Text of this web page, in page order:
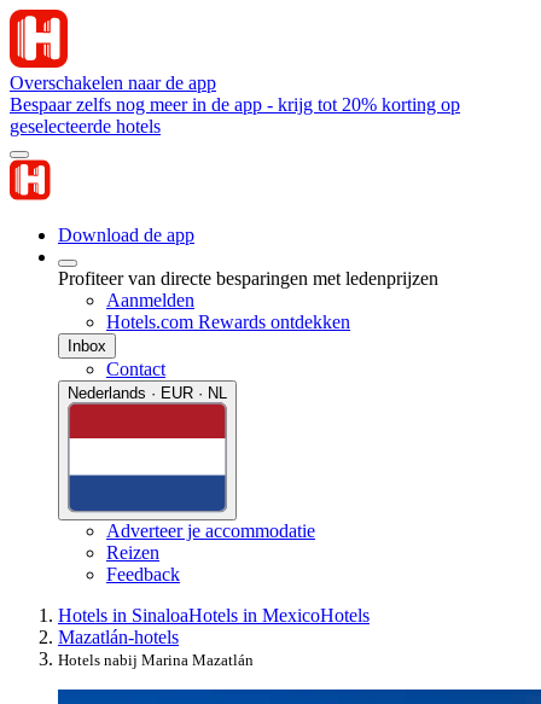
Overschakelen naar de app
Bespaar zelfs nog meer in de app - krijg tot 20% korting op
geselecteerde hotels
Download de app
Profiteer van directe besparingen met ledenprijzen
Aanmelden
Hotels.com Rewards ontdekken
Inbox
Contact
Nederlands · EUR · NL
Adverteer je accommodatie
Reizen
Feedback
Hotels in SinaloaHotels in MexicoHotels
Mazatlán-hotels
Hotels nabij Marina Mazatlán